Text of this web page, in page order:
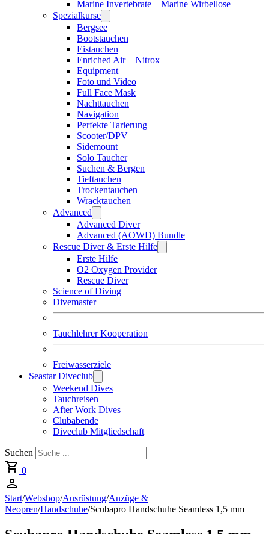
Marine Invertebrate – Marine Wirbellose
Spezialkurse
Bergsee
Bootstauchen
Eistauchen
Enriched Air – Nitrox
Equipment
Foto und Video
Full Face Mask
Nachttauchen
Navigation
Perfekte Tarierung
Scooter/DPV
Sidemount
Solo Taucher
Suchen & Bergen
Tieftauchen
Trockentauchen
Wracktauchen
Advanced
Advanced Diver
Advanced (AOWD) Bundle
Rescue Diver & Erste Hilfe
Erste Hilfe
O2 Oxygen Provider
Rescue Diver
Science of Diving
Divemaster
Tauchlehrer Kooperation
Freiwasserziele
Seastar Diveclub
Weekend Dives
Tauchreisen
After Work Dives
Clubabende
Diveclub Mitgliedschaft
Suchen
0
Start/Webshop/Ausrüstung/Anzüge &
Neopren/Handschuhe/Scubapro Handschuhe Seamless 1,5 mm